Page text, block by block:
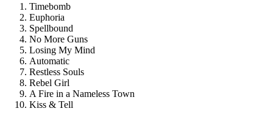
Timebomb
Euphoria
Spellbound
No More Guns
Losing My Mind
Automatic
Restless Souls
Rebel Girl
A Fire in a Nameless Town
Kiss & Tell